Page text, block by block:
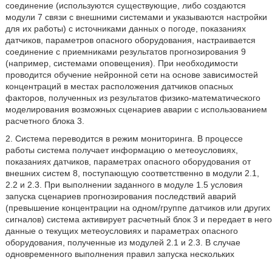
соединение (используются существующие, либо создаются
модули 7 связи с внешними системами и указываются настройки
для их работы) с источниками данных о погоде, показаниях
датчиков, параметров опасного оборудования, настраивается
соединение с приемниками результатов прогнозирования 9
(например, системами оповещения). При необходимости
проводится обучение нейронной сети на основе зависимостей
концентраций в местах расположения датчиков опасных
факторов, полученных из результатов физико-математического
моделирования возможных сценариев аварии с использованием
расчетного блока 3.
2. Система переводится в режим мониторинга. В процессе
работы система получает информацию о метеоусловиях,
показаниях датчиков, параметрах опасного оборудования от
внешних систем 8, поступающую соответственно в модули 2.1,
2.2 и 2.3. При выполнении заданного в модуле 1.5 условия
запуска сценариев прогнозирования последствий аварий
(превышение концентрации на одном/группе датчиков или других
сигналов) система активирует расчетный блок 3 и передает в него
данные о текущих метеоусловиях и параметрах опасного
оборудования, полученные из модулей 2.1 и 2.3. В случае
одновременного выполнения правил запуска нескольких